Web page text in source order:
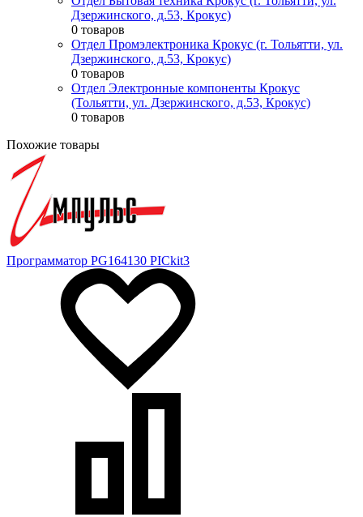
Дзержинского, д.53, Крокус)
0 товаров
Отдел Промэлектроника Крокус (г. Тольятти, ул.
Дзержинского, д.53, Крокус)
0 товаров
Отдел Электронные компоненты Крокус
(Тольятти, ул. Дзержинского, д.53, Крокус)
0 товаров
Похожие товары
Программатор PG164130 PICkit3